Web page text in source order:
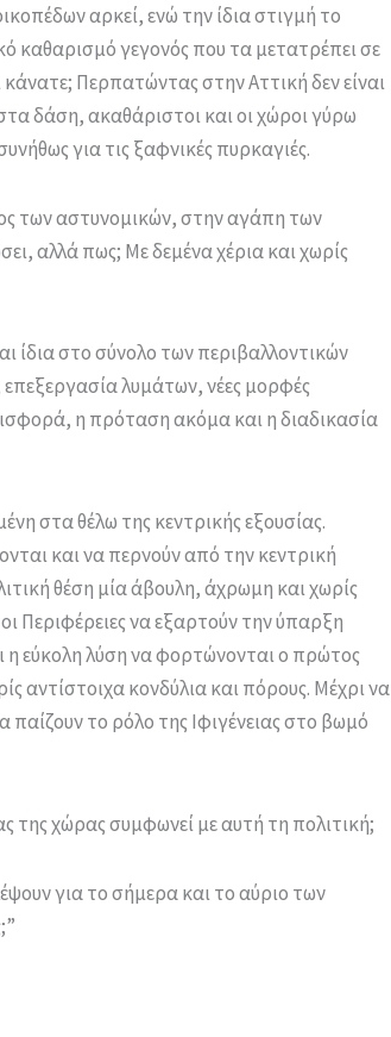
αρκεί, ενώ την ίδια στιγμή το
καθαρισμό γεγονός που τα μετατρέπει σε
Περπατώντας στην Αττική δεν είναι
δάση, ακαθάριστοι και οι χώροι γύρω
για τις ξαφνικές πυρκαγιές.
των αστυνομικών, στην αγάπη των
αλλά πως; Με δεμένα χέρια και χωρίς
ίδια στο σύνολο των περιβαλλοντικών
λυμάτων, νέες μορφές
η πρόταση ακόμα και η διαδικασία
στα θέλω της κεντρικής εξουσίας.
και να περνούν από την κεντρική
θέση μία άβουλη, άχρωμη και χωρίς
Περιφέρειες να εξαρτούν την ύπαρξη
η εύκολη λύση να φορτώνονται ο πρώτος
αντίστοιχα κονδύλια και πόρους. Μέχρι να
παίζουν το ρόλο της Ιφιγένειας στο βωμό
της χώρας συμφωνεί με αυτή τη πολιτική;
για το σήμερα και το αύριο των